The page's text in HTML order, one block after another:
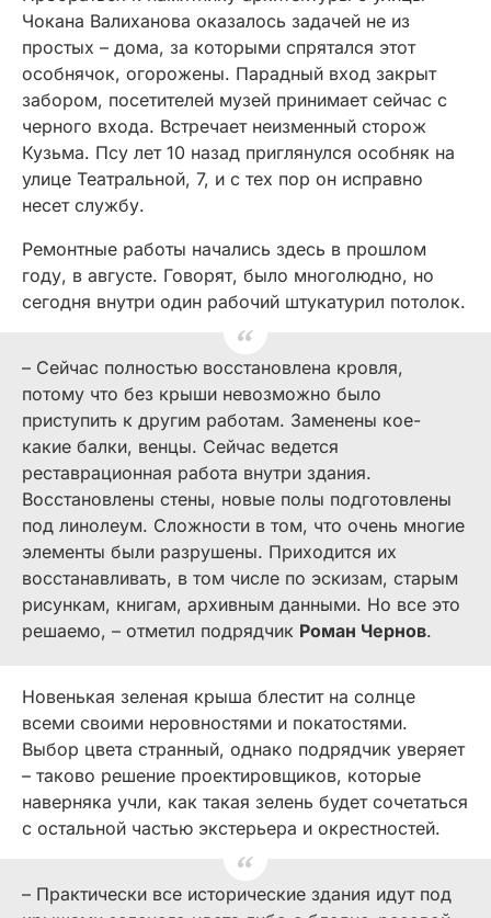
Чокана Валиханова оказалось задачей не из
простых – дома, за которыми спрятался этот
особнячок, огорожены. Парадный вход закрыт
забором, посетителей музей принимает сейчас с
черного входа. Встречает неизменный сторож
Кузьма. Псу лет 10 назад приглянулся особняк на
улице Театральной, 7, и с тех пор он исправно
несет службу.
Ремонтные работы начались здесь в прошлом
году, в августе. Говорят, было многолюдно, но
сегодня внутри один рабочий штукатурил потолок.
– Сейчас полностью восстановлена кровля,
потому что без крыши невозможно было
приступить к другим работам. Заменены кое-
какие балки, венцы. Сейчас ведется
реставрационная работа внутри здания.
Восстановлены стены, новые полы подготовлены
под линолеум. Сложности в том, что очень многие
элементы были разрушены. Приходится их
восстанавливать, в том числе по эскизам, старым
рисункам, книгам, архивным данными. Но все это
решаемо, – отметил подрядчик Роман Чернов.
Новенькая зеленая крыша блестит на солнце
всеми своими неровностями и покатостями.
Выбор цвета странный, однако подрядчик уверяет
– таково решение проектировщиков, которые
наверняка учли, как такая зелень будет сочетаться
с остальной частью экстерьера и окрестностей.
– Практически все исторические здания идут под